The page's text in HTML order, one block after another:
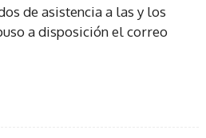
de asistencia a las y los
a disposición el correo